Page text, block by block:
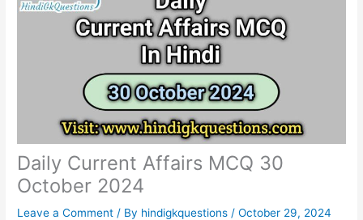
Daily Current Affairs MCQ 30
October 2024
Leave a Comment / By hindigkquestions /October 29, 2024